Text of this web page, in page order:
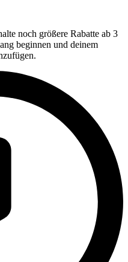
noch größere Rabatte ab 3
beginnen und deinem